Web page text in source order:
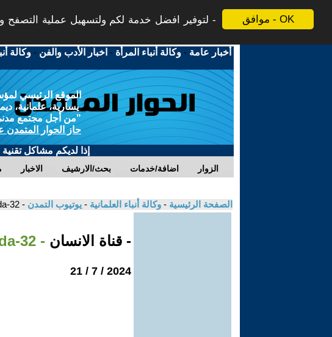
موافق - OK
لتوفير افضل خدمة لكم ولتسهيل عملية التصفح
أخبار عامة -وكالة أنباء المرأة - اخبار الأدب والفن -وكالة
الموقع الرئيسي
يسارية، علمانية،
"من أجل مجتمع مدني
حاز الحوار المتمدن
إذا لديكم مشاكل
الاخبار بحث/الارشيف اضافة/خدمات الزوار
الصفحة الرئيسية - وكالة أنباء العلمانية - يوتيوب التمدن - 32-Al-Maeda
- قناة الانسان - 32-Al-Maeda
2024 / 7 / 21